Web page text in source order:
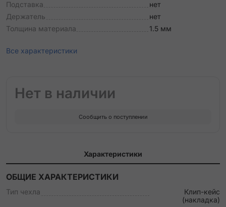
Подставка
нет
Держатель
нет
Толщина материала
1.5 мм
Все характеристики
Нет в наличии
Сообщить о поступлении
Характеристики
ОБЩИЕ ХАРАКТЕРИСТИКИ
Тип чехла
Клип-кейс
(накладка)